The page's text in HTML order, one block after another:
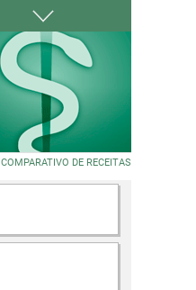
COMPARATIVO DE RECEITAS